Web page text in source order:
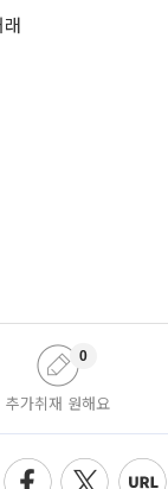
추가취재 원해요
0